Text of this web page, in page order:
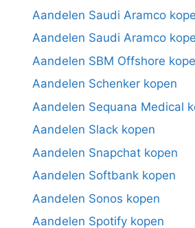
Aandelen Saudi Aramco
Aandelen Saudi Aramco
Aandelen SBM Offshore
Aandelen Schenker kopen
Aandelen Sequana Medical
Aandelen Slack kopen
Aandelen Snapchat kopen
Aandelen Softbank kopen
Aandelen Sonos kopen
Aandelen Spotify kopen